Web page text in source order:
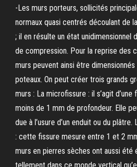
-Les murs porteurs, sollicités
normaux quasi centrés découlant de
; il en résulte un état unidimensionnel
de compression. Pour la reprise des
murs peuvent ainsi être
poteaux. On peut créer trois grands
murs : La microfissure : il s’agit
moins de 1 mm de profondeur. Elle
due à l’usure d’un enduit ou du
: cette fissure mesure entre 1 et 2
murs en pierres sèches ont aussi été